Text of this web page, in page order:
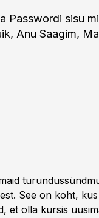
Passwordi sisu
Anu Saagim,
See on koht,
et olla kursis